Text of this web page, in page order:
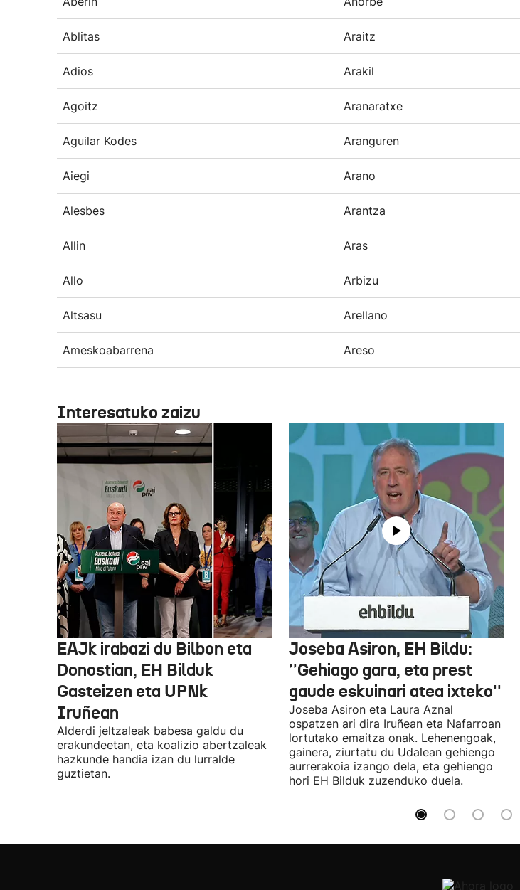
Ablitas Araitz
Adios Arakil
Agoitz Aranaratxe
Aguilar Kodes Aranguren
Aiegi Arano
Alesbes Arantza
Allin Aras
Allo Arbizu
Altsasu Arellano
Ameskoabarrena Areso
Interesatuko zaizu
EAJk irabazi du Bilbon eta
Donostian, EH Bilduk
Gasteizen eta UPNk
Iruñean
Alderdi jeltzaleak babesa galdu du
erakundeetan, eta koalizio abertzaleak
hazkunde handia izan du lurralde
guztietan.
Joseba Asiron, EH Bildu:
''Gehiago gara, eta prest
gaude eskuinari atea ixteko''
Joseba Asiron eta Laura Aznal
ospatzen ari dira Iruñean eta Nafarroan
lortutako emaitza onak. Lehenengoak,
gainera, ziurtatu du Udalean gehiengo
aurrerakoia izango dela, eta gehiengo
hori EH Bilduk zuzenduko duela.